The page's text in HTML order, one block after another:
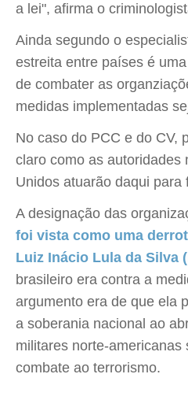
a lei", afirma o
Ainda segundo o
estreita entre países é
de combater as
medidas implementadas
No caso do PCC e do CV,
claro como as autoridades
Unidos atuarão daqui para
A designação das
foi vista como uma
Luiz Inácio Lula da Silva
brasileiro era contra a
argumento era de que ela
a soberania nacional ao
militares norte-americanas
combate ao terrorismo.